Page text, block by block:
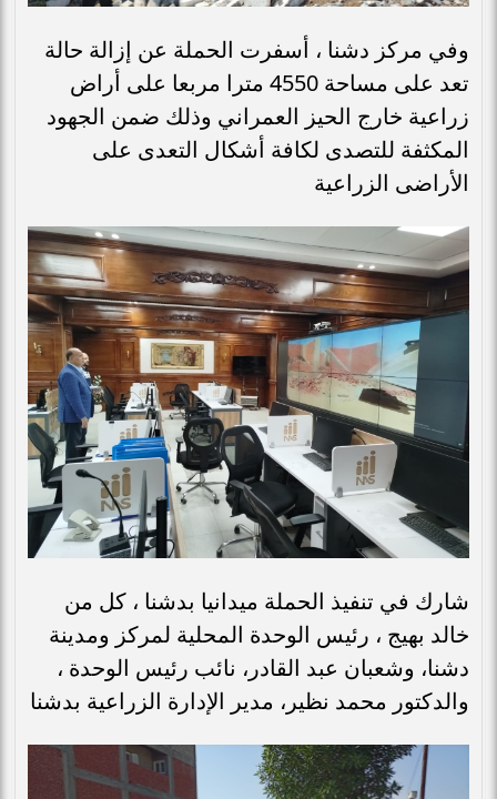
وفي مركز دشنا ، أسفرت الحملة عن إزالة حالة
تعد على مساحة 4550 مترا مربعا على أراض
زراعية خارج الحيز العمراني وذلك ضمن الجهود
المكثفة للتصدى لكافة أشكال التعدى على
الأراضى الزراعية
شارك في تنفيذ الحملة ميدانيا بدشنا ، كل من
خالد بهيج ، رئيس الوحدة المحلية لمركز ومدينة
دشنا، وشعبان عبد القادر، نائب رئيس الوحدة ،
والدكتور محمد نظير، مدير الإدارة الزراعية بدشنا